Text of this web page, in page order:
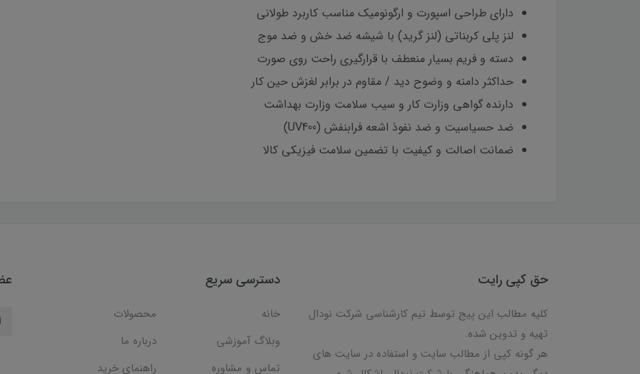
دارای طراحی اسپورت و ارگونومیک مناسب کاربرد طولانی
لنز پلی کربناتی (لنز گرید) با شیشه ضد خش و ضد موج
دسته و فریم بسیار منعطف با قرارگیری راحت روی صورت
حداکثر دامنه و وضوح دید / مقاوم در برابر لغزش حین کار
دارنده گواهی وزارت کار و سیب سلامت وزارت بهداشت
ضد حسیاسیت و ضد نفوذ اشعه فرابنفش (UV400)
ضمانت اصالت و کیفیت با تضمین سلامت فیزیکی کالا
حق کپی رایت
کلیه مطالب این پیج توسط تیم کارشناسی شرکت نودال
تهیه و تدوین شده.
هر گونه کپی از مطالب سایت و استفاده در سایت های
دسترسی سریع
خانه
محصولات
وبلاگ آموزشی
درباره ما
تماس و مشاوره
راهنمای خرید